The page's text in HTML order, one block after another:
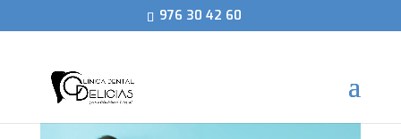
976 30 42 60